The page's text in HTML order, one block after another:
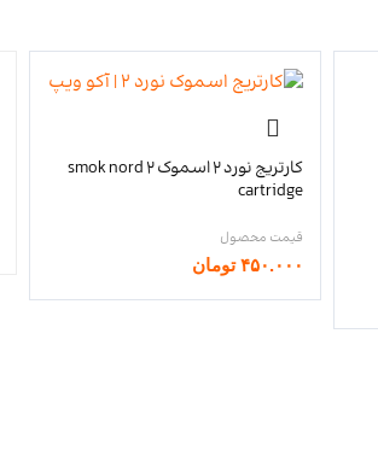
کارتریج نورد 2 اسموک smok nord 2
cartridge
۴۵۰.۰۰۰ تومان